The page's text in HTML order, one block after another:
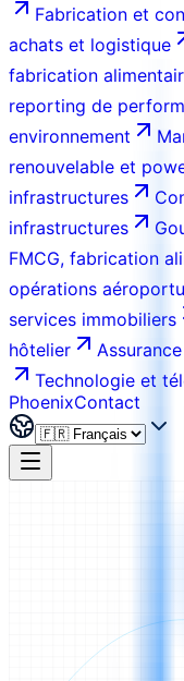
Fabrication et
achats et logistique
fabrication
reporting de
environnement
renouvelable et
infrastructures
infrastructures
FMCG, fabrication
opérations
services immobiliers
hôtelier
Assurance
Technologie et
PhoenixContact